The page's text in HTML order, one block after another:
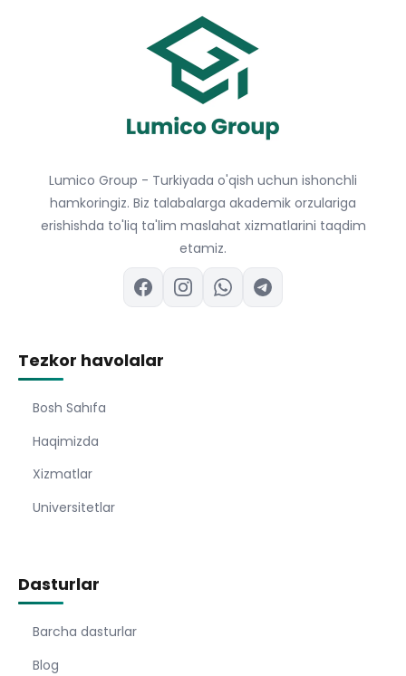
Lumico Group - Turkiyada o'qish uchun ishonchli
hamkoringiz. Biz talabalarga akademik orzulariga
erishishda to'liq ta'lim maslahat xizmatlarini taqdim
etamiz.
Tezkor havolalar
Bosh Sahıfa
Haqimizda
Xizmatlar
Universitetlar
Dasturlar
Barcha dasturlar
Blog